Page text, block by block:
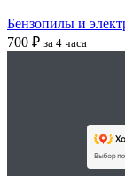
Бензопилы и
700 ₽ за 4 часа